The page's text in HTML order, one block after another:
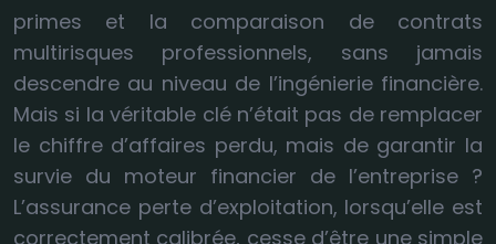
primes et la comparaison de contrats
multirisques professionnels, sans jamais
descendre au niveau de l’ingénierie financière.
Mais si la véritable clé n’était pas de remplacer
le chiffre d’affaires perdu, mais de garantir la
survie du moteur financier de l’entreprise ?
L’assurance perte d’exploitation, lorsqu’elle est
correctement calibrée, cesse d’être une simple